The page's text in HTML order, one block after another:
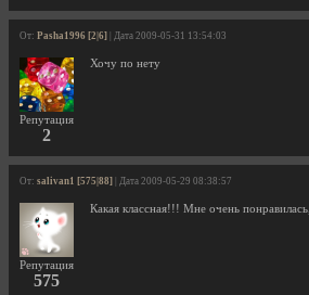
От: Pasha1996 [2|6] | Дата 2009-05-31 13:54:03
Репутация
2
Хочу по нету
От: salivan1 [575|88] | Дата 2009-05-29 08:38:57
Репутация
575
Какая классная!!! Мне очень